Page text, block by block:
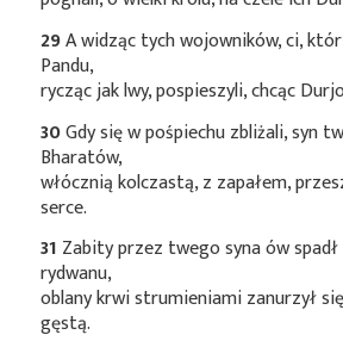
29A widząc tych wojowników, ci,
Pandu,
rycząc jak lwy, pospieszyli, chcąc
30Gdy się w pośpiechu zbliżali, syn
Bharatów,
włócznią kolczastą, z zapałem,
serce.
31 Zabity przez twego syna ów
rydwanu,
oblany krwi strumieniami zanurzył
gęstą.